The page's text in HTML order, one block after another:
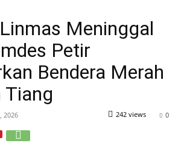
Meninggal
Petir
Bendera Merah
Tiang
2026 0
242 views